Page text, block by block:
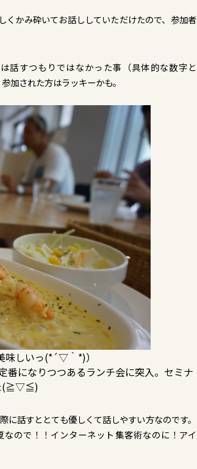
くかみ砕いてお話ししていただけたので、参加者
話すつもりではなかった事（具体的な数字と
加された方はラッキーかも。
味しいっ(*´▽｀*)）
番になりつつあるランチ会に突入。セミナ
た(≧▽≦)
話すととても優しくて話しやすい方なのです。
ので！！インターネット集客術なのに！アイ